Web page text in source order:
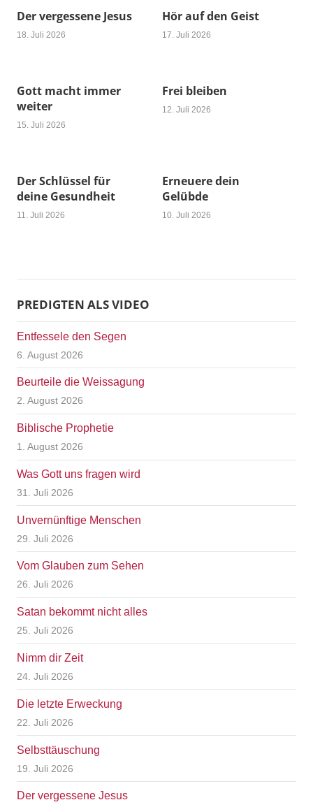
Der vergessene Jesus
18. Juli 2026
Hör auf den Geist
17. Juli 2026
Gott macht immer
weiter
15. Juli 2026
Frei bleiben
12. Juli 2026
Der Schlüssel für
deine Gesundheit
11. Juli 2026
Erneuere dein
Gelübde
10. Juli 2026
PREDIGTEN ALS VIDEO
Entfessele den Segen
6. August 2026
Beurteile die Weissagung
2. August 2026
Biblische Prophetie
1. August 2026
Was Gott uns fragen wird
31. Juli 2026
Unvernünftige Menschen
29. Juli 2026
Vom Glauben zum Sehen
26. Juli 2026
Satan bekommt nicht alles
25. Juli 2026
Nimm dir Zeit
24. Juli 2026
Die letzte Erweckung
22. Juli 2026
Selbsttäuschung
19. Juli 2026
Der vergessene Jesus